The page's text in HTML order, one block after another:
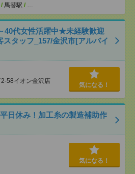
/ 馬替駅 /
40代女性活躍中★未経験歓迎
タッフ_157/金沢市[アルバイ
58イオン金沢店
気になる！
日休み！加工糸の製造補助作
気になる！